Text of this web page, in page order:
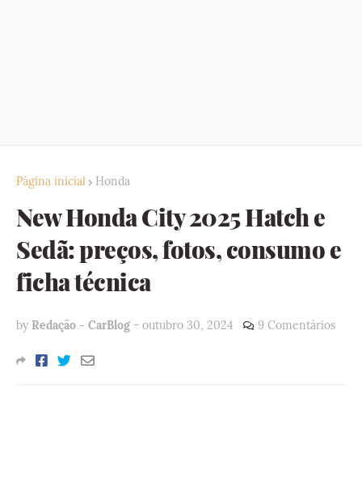
Página inicial Honda
New Honda City 2025 Hatch e
Sedã: preços, fotos, consumo e
ficha técnica
by Redação - CarBlog - outubro 30, 2024 9 Comentários